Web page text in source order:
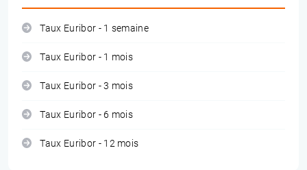
Taux Euribor - 1 semaine
Taux Euribor - 1 mois
Taux Euribor - 3 mois
Taux Euribor - 6 mois
Taux Euribor - 12 mois